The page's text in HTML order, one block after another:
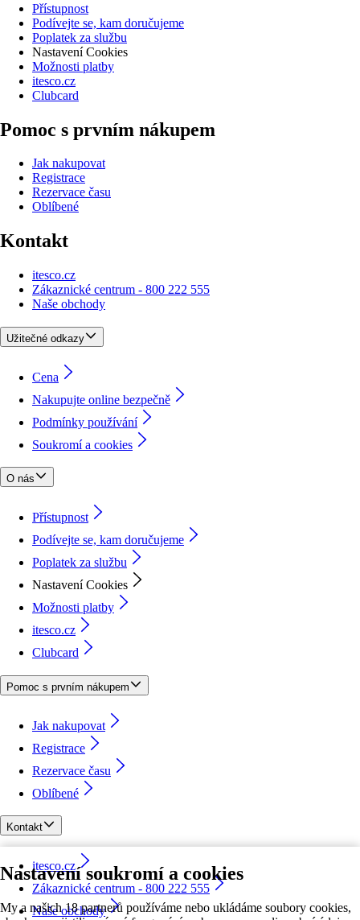
Nastavení soukromí a cookies
My a našich 18 partnerů používáme nebo ukládáme soubory cookies,
Přístupnost
Podívejte se, kam doručujeme
Poplatek za službu
Nastavení Cookies
Možnosti platby
itesco.cz
Clubcard
Pomoc s prvním nákupem
Jak nakupovat
Registrace
Rezervace času
Oblíbené
Kontakt
itesco.cz
Zákaznické centrum - 800 222 555
Naše obchody
Užitečné odkazy
Cena
Nakupujte online bezpečně
Podmínky používání
Soukromí a cookies
O nás
Přístupnost
Podívejte se, kam doručujeme
Poplatek za službu
Nastavení Cookies
Možnosti platby
itesco.cz
Clubcard
Pomoc s prvním nákupem
Jak nakupovat
Registrace
Rezervace času
Oblíbené
Kontakt
itesco.cz
Zákaznické centrum - 800 222 555
Naše obchody